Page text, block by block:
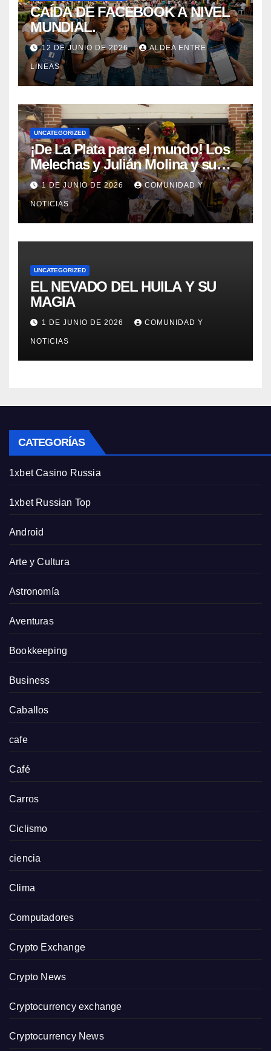
CAÍDA DE FACEBOOK A NIVEL
MUNDIAL.
12 DE JUNIO DE 2026 ALDEA ENTRE
LINEAS
UNCATEGORIZED
¡De La Plata para el mundo! Los
Melechas y Julián Molina y su
nuevo éxito: «Pere Tántico»
1 DE JUNIO DE 2026 COMUNIDAD Y
NOTICIAS
UNCATEGORIZED
EL NEVADO DEL HUILA Y SU
MAGIA
1 DE JUNIO DE 2026 COMUNIDAD Y
NOTICIAS
CATEGORÍAS
1xbet Casino Russia
1xbet Russian Top
Android
Arte y Cultura
Astronomía
Aventuras
Bookkeeping
Business
Caballos
cafe
Café
Carros
Ciclismo
ciencia
Clima
Computadores
Crypto Exchange
Crypto News
Cryptocurrency exchange
Cryptocurrency News